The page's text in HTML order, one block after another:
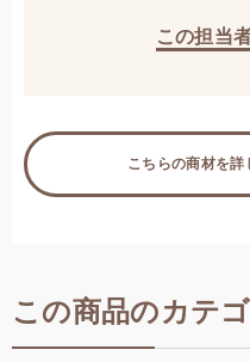
この担当
こちらの商材を詳
この商品のカテ